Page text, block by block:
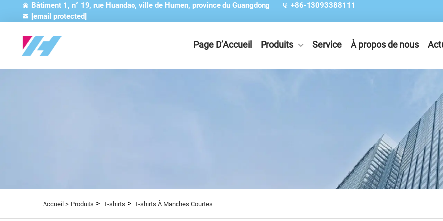
Bâtiment 1, n° 19, rue Huandao, ville de Humen, province du Guangdong
+86-13093388111
[email protected]
Page D’Accueil Produits Service À propos de nous
Accueil > Produits > T-shirts > T-shirts À Manches Courtes